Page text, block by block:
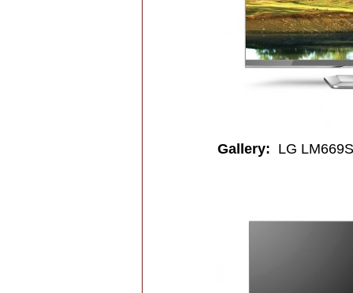
Gallery: LG LM669S